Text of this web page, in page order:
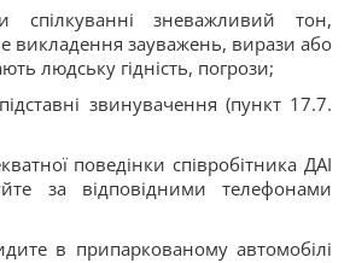
зневажливий тон,
викладення зауважень, вирази або
людську гідність, погрози;
звинувачення (пункт 17.7.
поведінки співробітника ДАІ
за відповідними телефонами
в припаркованому автомобілі